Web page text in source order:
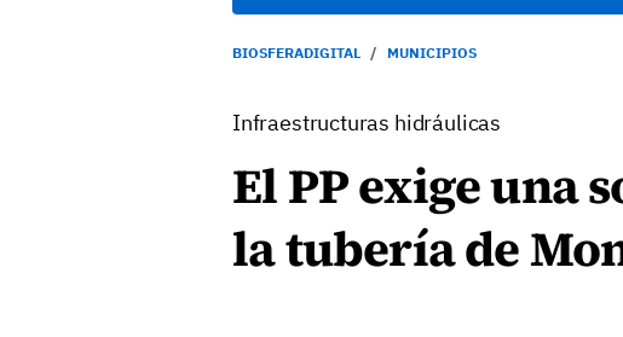
BIOSFERADIGITAL MUNICIPIOS
Infraestructuras hidráulicas
El PP exige una
la tubería de